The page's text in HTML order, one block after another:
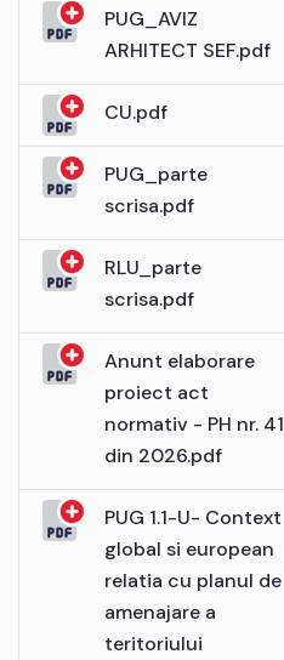
PUG_AVIZ
ARHITECT SEF.pdf
CU.pdf
PUG_parte
scrisa.pdf
RLU_parte
scrisa.pdf
Anunt elaborare
proiect act
normativ - PH nr. 41
din 2026.pdf
PUG 1.1-U- Context
global si european
relatia cu planul de
amenajare a
teritoriului